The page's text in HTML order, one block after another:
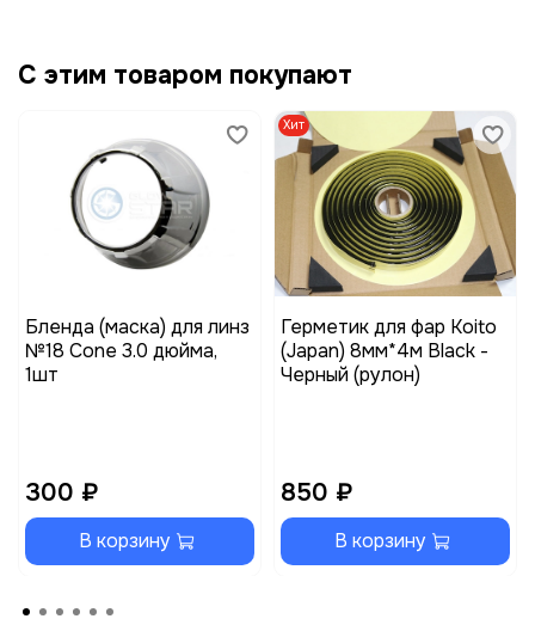
С этим товаром покупают
Бленда (маска) для линз
№18 Cone 3.0 дюйма,
1шт
300 ₽
В корзину
Хит
Герметик для фар Koito
(Japan) 8мм*4м Black -
Черный (рулон)
850 ₽
В корзину